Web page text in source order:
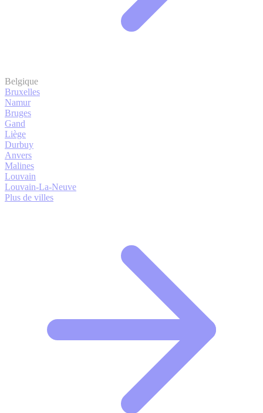
Belgique
Bruxelles
Namur
Bruges
Gand
Liège
Durbuy
Anvers
Malines
Louvain
Louvain-La-Neuve
Plus de villes